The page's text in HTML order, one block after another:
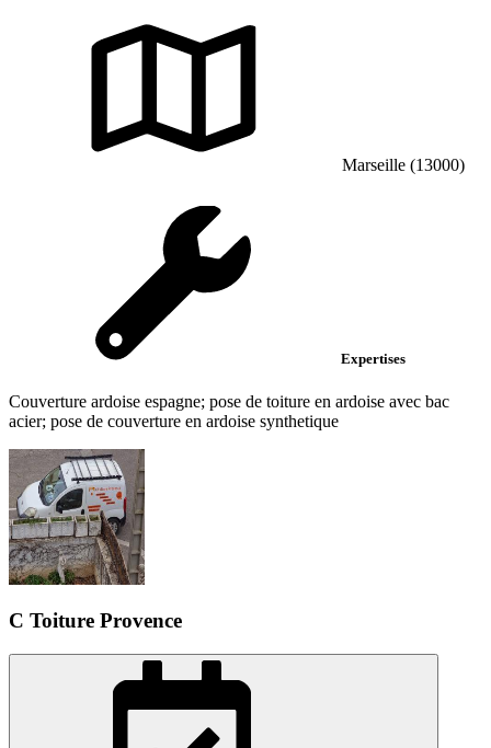
Marseille (13000)
Expertises
Couverture ardoise espagne; pose de toiture en ardoise avec bac
acier; pose de couverture en ardoise synthetique
C Toiture Provence